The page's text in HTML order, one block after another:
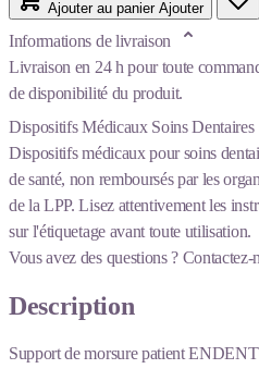
Ajouter au panier Ajouter
Informations de livraison
Livraison en 24 h pour toute
de disponibilité du produit.
Dispositifs Médicaux Soins Dentaires
Dispositifs médicaux pour soins
de santé, non remboursés par les
de la LPP. Lisez attentivement les
sur l'étiquetage avant toute utilisation.
Vous avez des questions ?
Description
Support de morsure patient